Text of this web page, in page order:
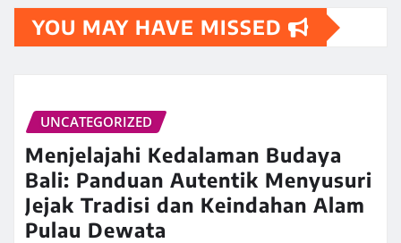
YOU MAY HAVE MISSED
UNCATEGORIZED
Menjelajahi Kedalaman Budaya
Bali: Panduan Autentik Menyusuri
Jejak Tradisi dan Keindahan Alam
Pulau Dewata